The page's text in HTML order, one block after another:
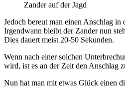
Zander auf der Jagd
Jedoch bereut man einen Anschlag in
Irgendwann bleibt der Zander nun
Dies dauert meist 20-50 Sekunden.
Wenn nach einer solchen
wird, ist es an der Zeit den Anschlag
Nun hat man mit etwas Glück einen